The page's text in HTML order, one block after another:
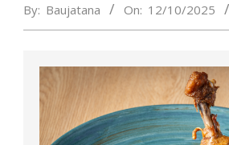
By: Baujatana On: 12/10/2025